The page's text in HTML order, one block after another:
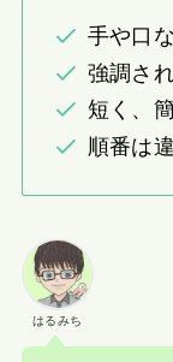
手や口
強調さ
短く、
順番は
はるみち